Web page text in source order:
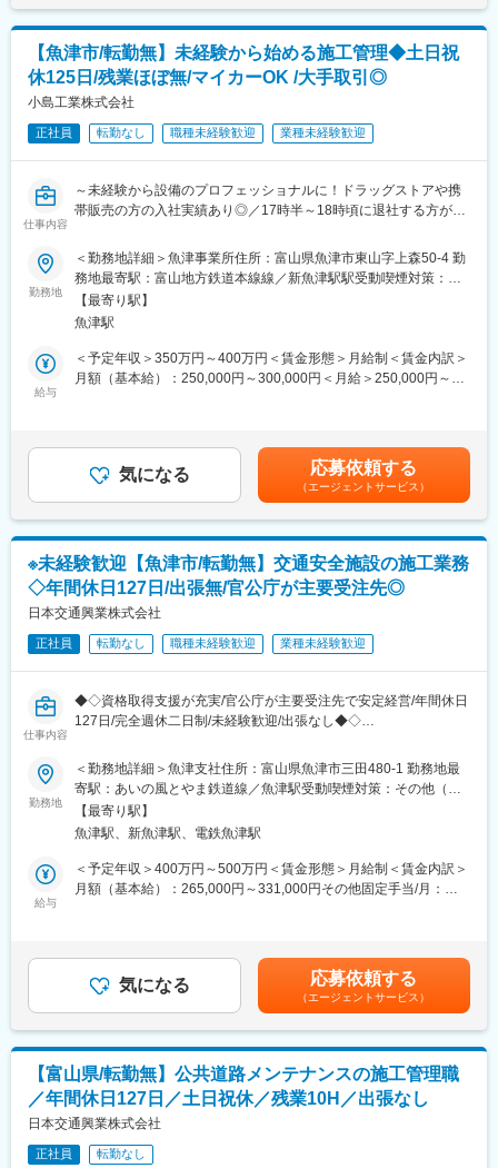
りする、複数の設備・装置が連携して機能する大規模な生産施設
です。建設業界の中でもスケールが大きく、確かな技術力を身に
つけることができます。
■業務詳細
工場や施設の稼働に必要なボイラーや冷却水設備などの主に配管
に関する設計・施工を行います。改修工事・メンテナンスとして
の案件が中心です。平均して2～3案件ほどを同時に進め、各現場
に1～３人ほど施工管理を配置しています。
◎現場：デスクワーク＝７：3
■取引先：
パナソニック、信越エンジニアリング、高砂熱学工業など業界大
手の企業様と長年にわたっての取引実績があります。
工場の生産工程で出る高温の排気ガスや蒸気を、ボイラーや熱交
換器を使って回収して、もう一度エネルギーとして活用する工事
◎土日祝休み
◎残業平均10～20時間
◎資格取得支援制度充実
◎食事補助制度（会社負担3,500円,従業員負担3,500円、毎月合計
7,000円分を食事カードにチャージ！）
■入社後の流れ：
先輩によるOJTを実施します。まずは簡単な図面を手伝いなが
ら、先輩と一緒に現場に行きます。その中で経験を積みながらス
さい。じっくり確実に覚えていきましょう。
【魚津市/転勤無】未経験から始める施工管理◆土日祝
休125日/残業ほぼ無/マイカーOK /大手取引◎
小島工業株式会社
正社員 転勤なし 職種未経験歓迎 業種未経験歓迎
仕事内容
～未経験から設備のプロフェッショナルに！ドラッグストアや携
帯販売の方の入社実績あり◎／17時半～18時頃に退社する方が多
盤が安定！～
＼求人の特徴！／
★市場で大人気となる現場管理のご経験・スキルが身につけられ
ます！
★残業代は１分単位で支給！（固定残業なし）、食事補助制度も
近年新設！
1お客様からの依頼内容をヒアリングし、見積りを作成
⇒工事概要として施工内容やスケジュールを把握し、見積りを作
を作成します。
3機材・資材・人材の手配
⇒メーカーに機材・資材を発注し、協力会社から職人さんを手配
します。
4現場での工程管理
⇒実際の工事現場の進捗状況の管理を行い、随時報告を行いま
す。
＝＝＝＝＝＝＝＝＝＝
※ブラントとは
エネルギーの生産や、化学製品や食品を製造のために、複数の設
もスケールが大きいのが特徴です！
■業務詳細
工場や施設の稼働に必要なボイラーや冷却水設備などの主に配管
の案件が中心です。
★パナソニック、信越エンジニアリング、高砂熱学工業など業界
◎残業平均10～20時間
◎食事補助制度（会社負担3,500円,従業員負担3,500円、毎月合計
7,000円分を食事カードにチャージ！）
■入社後の流れ：
先輩によるOJTを実施します。まずは簡単な図面を手伝いなが
ら、先輩と一緒に現場に行きます。その中で分からないことを質
問したり、自分で調べたりして、スキルや知識を身につけます。5
年後の独り立ちが目標です。
勤務地
＜勤務地詳細＞魚津事業所住所：富山県魚津市東山字上森50-4 勤
務地最寄駅：富山地方鉄道本線線／新魚津駅駅受動喫煙対策：敷
地内喫煙可能場所あり変更の範囲：無
【最寄り駅】
魚津駅
給与
＜予定年収＞350万円～400万円＜賃金形態＞月給制＜賃金内訳＞
月額（基本給）：250,000円～300,000円＜月給＞250,000円～
下する可能性があります。月給(月額)は固定手当を含めた表記で
す。
気になる 応募依頼する
（エージェントサービス）
※未経験歓迎【魚津市/転勤無】交通安全施設の施工業務
◇年間休日127日/出張無/官公庁が主要受注先◎
日本交通興業株式会社
正社員 転勤なし 職種未経験歓迎 業種未経験歓迎
仕事内容
◆◇資格取得支援が充実/官公庁が主要受注先で安定経営/年間休日
127日/完全週休二日制/未経験歓迎/出張なし◆◇
■おすすめPOINT ＼交通安全施設の施工管理でキャリアアップを
目指す！／
・交通安全施設（道路区画線、各種道路標識、ガードレール等）
の施工管理を担当。まずは業務をキャッチアップしながら、ステ
ップアップしていただける環境です◎
・官公庁が主要な受注先で、経営が安定。安心して長期的に働く
ことができます。
■職務内容：
ミラー、視線誘導標などの設置・管理業務です。
出張はなく、転勤もありません。
繁忙期を除いて、月平均20時間の残業です。
■会社の特徴：
官公庁が主要な受注先で、経営が安定しています。
勤務地
＜勤務地詳細＞魚津支社住所：富山県魚津市三田480-1 勤務地最
寄駅：あいの風とやま鉄道線／魚津駅受動喫煙対策：その他（敷
地内禁煙（屋外喫煙可能場所あり））変更の範囲：会社の定める
事業所
【最寄り駅】
魚津駅、新魚津駅、電鉄魚津駅
給与
＜予定年収＞400万円～500万円＜賃金形態＞月給制＜賃金内訳＞
月額（基本給）：265,000円～331,000円その他固定手当/月：
あり）／年2回（前年度実績）賞与月数／計3.10ヶ月分（前年度実
績）・賃金は、経験・資格・年齢等考慮し、決定します。
賃金はあくまでも目安の金額であり、選考を通じて上下する可能
性があります。月給(月額)は固定手当を含めた表記です。
気になる 応募依頼する
（エージェントサービス）
【富山県/転勤無】公共道路メンテナンスの施工管理職
／年間休日127日／土日祝休／残業10H／出張なし
日本交通興業株式会社
正社員 転勤なし